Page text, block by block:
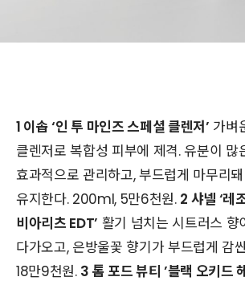
1 이솝 ‘인 투 마인즈 스페셜 클렌저’ 가벼
클렌저로 복합성 피부에 제격. 유분이 많
효과적으로 관리하고, 부드럽게 마무리
유지한다. 200ml, 5만6천원. 2 샤넬 ‘레
비아리츠 EDT’ 활기 넘치는 시트러스 향
다가오고, 은방울꽃 향기가 부드럽게 감
18만9천원. 3 톰 포드 뷰티 ’블랙 오키드